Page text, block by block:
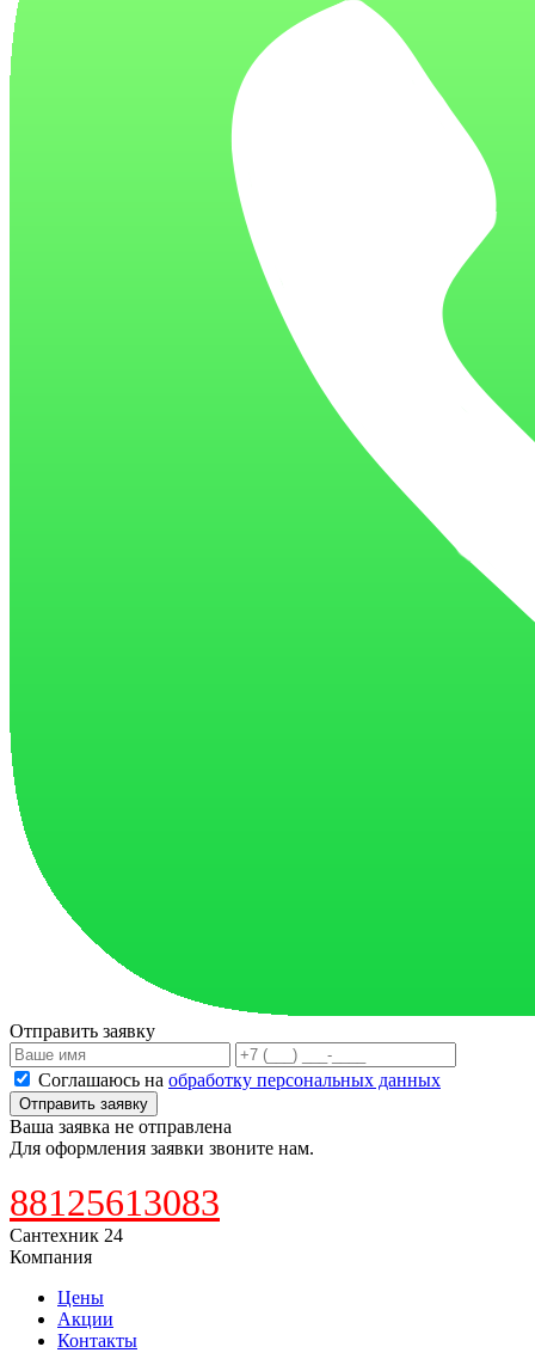
Отправить заявку
Соглашаюсь на обработку персональных данных
Отправить заявку
Ваша заявка не отправлена
Для оформления заявки звоните нам.
88125613083
Сантехник 24
Компания
Цены
Акции
Контакты